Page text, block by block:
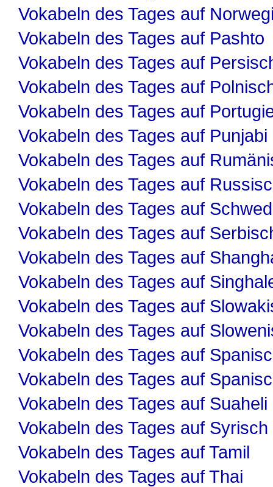
Vokabeln des Tages auf
Vokabeln des Tages auf Pashto
Vokabeln des Tages auf
Vokabeln des Tages auf
Vokabeln des Tages auf
Vokabeln des Tages auf Punjabi
Vokabeln des Tages auf
Vokabeln des Tages auf
Vokabeln des Tages auf
Vokabeln des Tages auf
Vokabeln des Tages auf
Vokabeln des Tages auf
Vokabeln des Tages auf
Vokabeln des Tages auf
Vokabeln des Tages auf
Vokabeln des Tages auf
Vokabeln des Tages auf Suaheli
Vokabeln des Tages auf Syrisch
Vokabeln des Tages auf Tamil
Vokabeln des Tages auf Thai